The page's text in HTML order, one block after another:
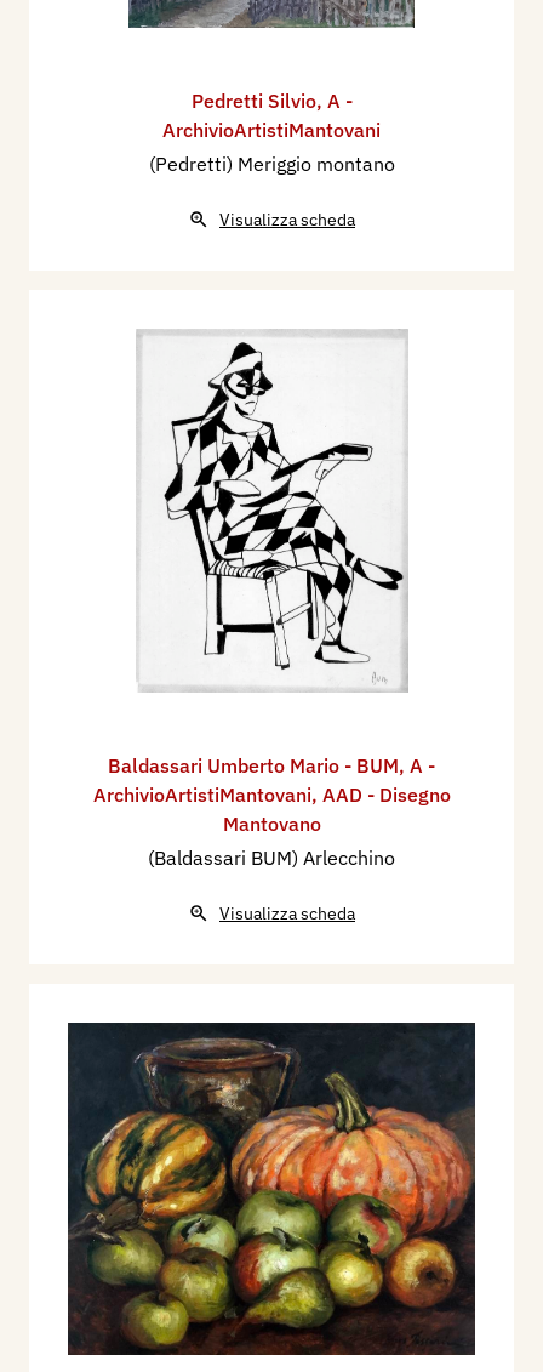
Pedretti Silvio, A -
ArchivioArtistiMantovani
(Pedretti) Meriggio montano
Visualizza scheda
Baldassari Umberto Mario - BUM, A -
ArchivioArtistiMantovani, AAD - Disegno
Mantovano
(Baldassari BUM) Arlecchino
Visualizza scheda